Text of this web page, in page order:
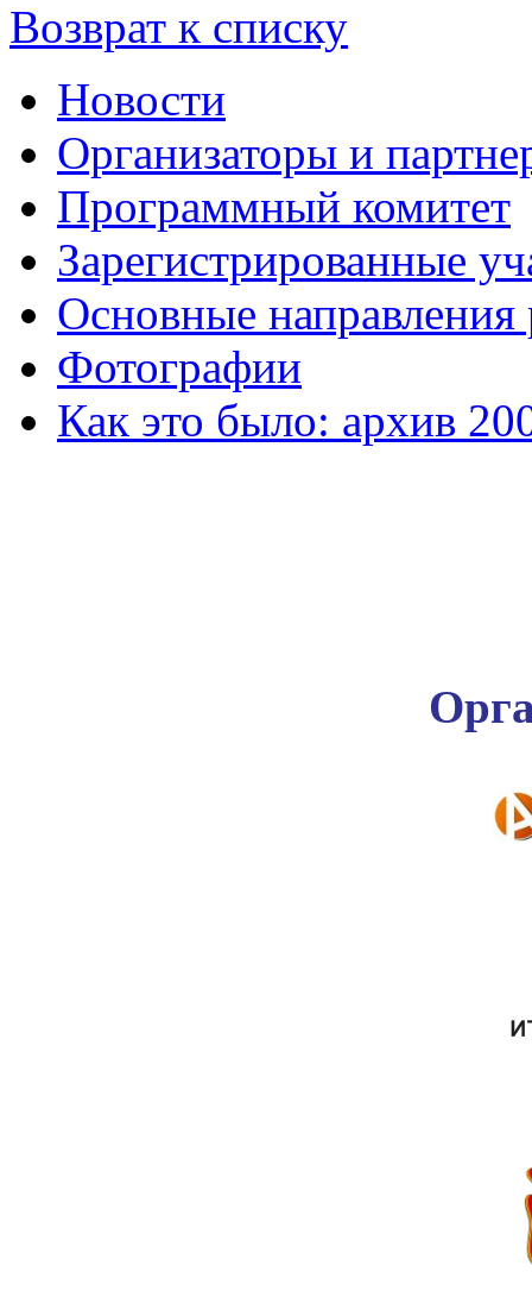
Возврат к списку
Новости
Организаторы и
Программный комитет
Зарегистрированные
Основные направления
Фотографии
Как это было: архив